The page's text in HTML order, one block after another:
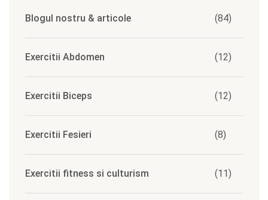
Blogul nostru & articole (84)
Exercitii Abdomen (12)
Exercitii Biceps (12)
Exercitii Fesieri (8)
Exercitii fitness si culturism (11)